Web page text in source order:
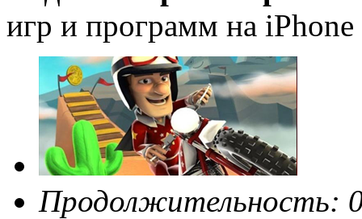
игр и программ на
Продолжительность: